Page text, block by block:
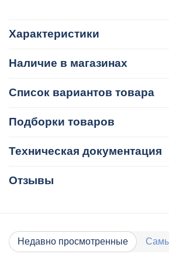
Характеристики
Наличие в магазинах
Список вариантов товара
Подборки товаров
Техническая документация
Отзывы
Недавно просмотренные